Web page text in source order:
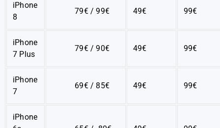
iPhone
8
79€ / 99€ 49€ 99€
iPhone
7 Plus
79€ / 90€ 49€ 99€
iPhone
7
69€ / 85€ 49€ 99€
iPhone